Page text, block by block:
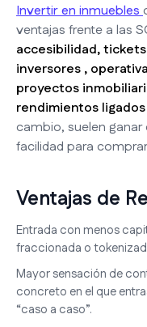
Invertir en inmuebles
ventajas frente a las
accesibilidad,
inversores ,
proyectos
rendimientos
cambio, suelen ganar
facilidad para
Ventajas de
Entrada con menos
fraccionada o
Mayor sensación de
concreto en el que
“caso a caso”.